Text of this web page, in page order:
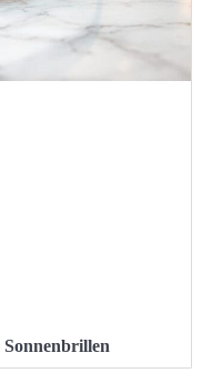
Sonnenbrillen